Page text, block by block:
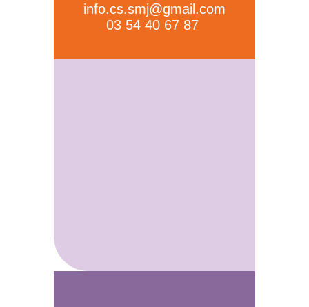
info.cs.smj@gmail.com
03 54 40 67 87